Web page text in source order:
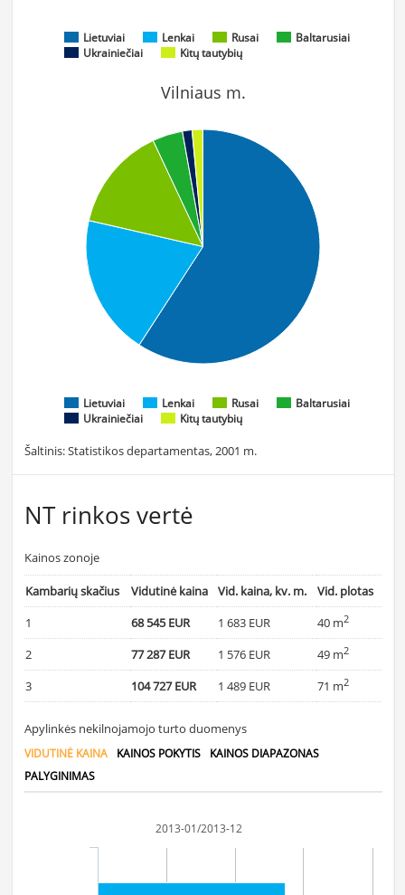
Lietuviai Lenkai Rusai
Baltarusiai
Ukrainiečiai
Kitų tautybių
Vilniaus m.
Lietuviai Lenkai Rusai
Baltarusiai
Ukrainiečiai
Kitų tautybių
Šaltinis: Statistikos departamentas, 2001 m.
NT rinkos vertė
Kainos zonoje
Kambarių skačius Vidutinė kaina Vid. kaina, kv. m.
Vid. plotas
1
68 545 EUR 1 683 EUR 40 m2
2 77 287 EUR 1 576 EUR 49 m2
3 104 727 EUR 1 489 EUR 71 m2
Apylinkės nekilnojamojo turto duomenys
VIDUTINĖ KAINA KAINOS POKYTIS
KAINOS DIAPAZONAS
PALYGINIMAS
2013-01/2013-12